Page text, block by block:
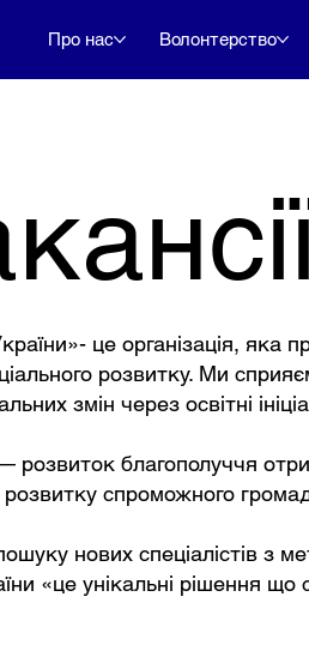
Про нас Волонтерство
це організація, яка
розвитку. Ми
змін через освітні
розвиток благополуччя
розвитку спроможного
нових спеціалістів з
«це унікальні рішення що